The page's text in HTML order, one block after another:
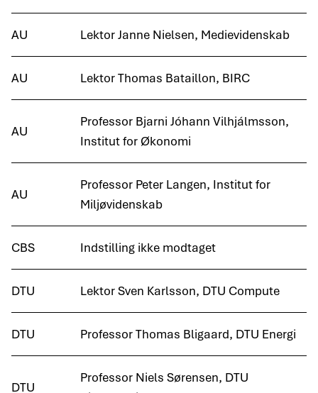
AU Lektor Janne Nielsen, Medievidenskab
AU Lektor Thomas Bataillon, BIRC
AU
Professor Bjarni Jóhann Vilhjálmsson,
Institut for Økonomi
AU
Professor Peter Langen, Institut for
Miljøvidenskab
CBS Indstilling ikke modtaget
DTU Lektor Sven Karlsson, DTU Compute
DTU Professor Thomas Bligaard, DTU Energi
DTU
Professor Niels Sørensen, DTU